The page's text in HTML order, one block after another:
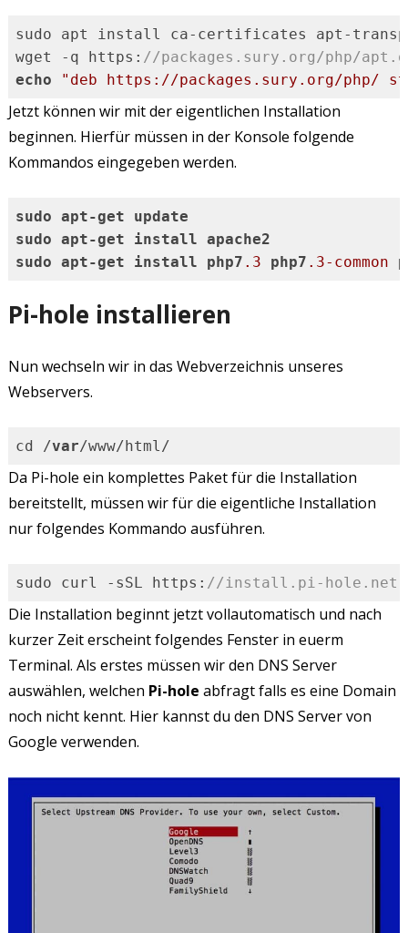
sudo apt install ca-certificates apt-
wget -q https: //packages.sury.org/php/
echo
"deb https://packages.sury.org/php/
Code-Sprache: PHP (php)
Jetzt können wir mit der eigentlichen Installation
beginnen. Hierfür müssen in der Konsole folgende
Kommandos eingegeben werden.
sudo apt-get
update
sudo apt-get install apache2
sudo apt-get install php7 .3 php7 .3-common
Pi-hole installieren
Nun wechseln wir in das Webverzeichnis unseres
Webservers.
cd /var/www/html/
Code-Sprache:
JavaScript (javascript)
Da Pi-hole ein komplettes Paket für die Installation
bereitstellt, müssen wir für die eigentliche Installation
nur folgendes Kommando ausführen.
sudo curl -sSL https: //install.pi-hole.net |
Code-Sprache: JavaScript ( javascript)
Die Installation beginnt jetzt vollautomatisch und nach
kurzer Zeit erscheint folgendes Fenster in euerm
Terminal. Als erstes müssen wir den DNS Server
auswählen, welchen Pi-hole abfragt falls es eine Domain
noch nicht kennt. Hier kannst du den DNS Server von
Google verwenden.